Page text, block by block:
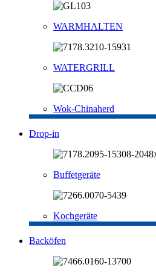
WARMHALTEN
WATERGRILL
Wok-Chinaherd
Drop-in
Buffetgeräte
Kochgeräte
Backöfen